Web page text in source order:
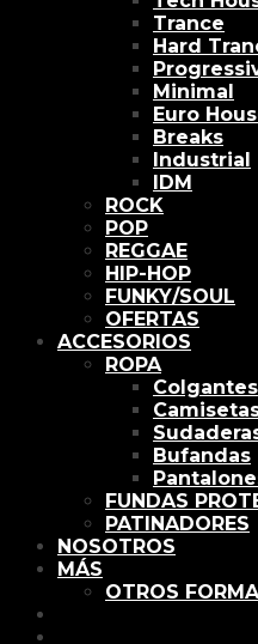
Trance
Hard
Minimal
Euro
Breaks
Industrial
IDM
ROCK
POP
REGGAE
HIP-HOP
FUNKY/SOUL
OFERTAS
ACCESORIOS
ROPA
Colgantes
Bufandas
FUNDAS
PATINADORES
NOSOTROS
MÁS
OTROS